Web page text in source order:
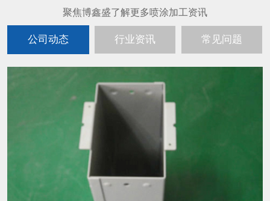
公司动态 行业资讯 常见问题